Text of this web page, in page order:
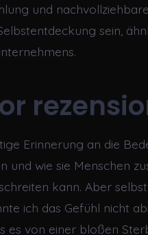
und
sein,
Erinnerung an die
und wie sie Menschen
kann. Aber
ich das Gefühl nicht
es von einer bloßen